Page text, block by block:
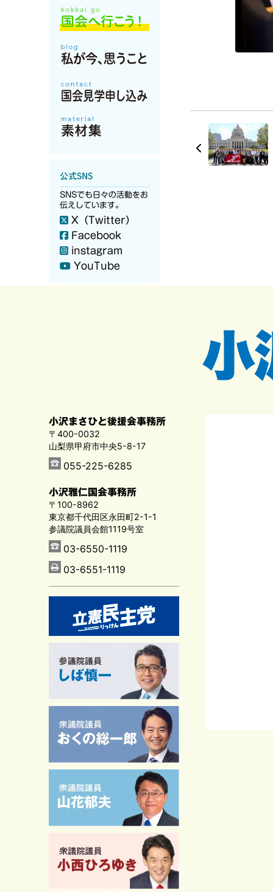
公式SNS
SNSでも日々の活動をお
伝えしています。
X（Twitter）
Facebook
instagram
YouTube
小沢まさひと後援会事務所
〒400-0032
山梨県甲府市中央5-8-17
055-225-6285
小沢雅仁国会事務所
〒100-8962
東京都千代田区永田町2-1-1
参議院議員会館1119号室
03-6550-1119
03-6551-1119